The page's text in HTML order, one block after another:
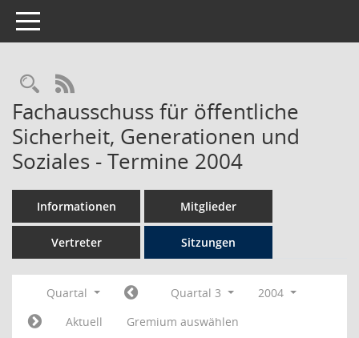
Toggle navigation
Rechercheauswahl
RSS-Feed
Fachausschuss für öffentliche
Sicherheit, Generationen und
Soziales - Termine 2004
Informationen Mitglieder
Vertreter Sitzungen
Quartal Quartal 3
2004
Aktuell
Gremium auswählen